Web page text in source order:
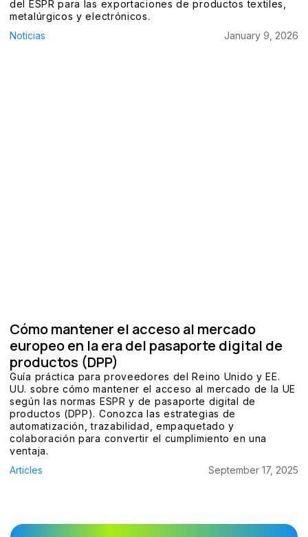
del ESPR para las exportaciones de productos textiles,
metalúrgicos y electrónicos.
Noticias
January 9, 2026
Cómo mantener el acceso al mercado
europeo en la era del pasaporte digital de
productos (DPP)
Guía práctica para proveedores del Reino Unido y EE.
UU. sobre cómo mantener el acceso al mercado de la UE
según las normas ESPR y de pasaporte digital de
productos (DPP). Conozca las estrategias de
automatización, trazabilidad, empaquetado y
colaboración para convertir el cumplimiento en una
ventaja.
Articles
September 17, 2025